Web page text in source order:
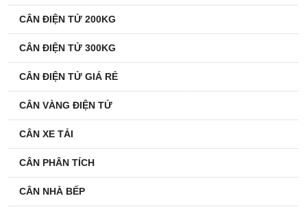
CÂN ĐIỆN TỬ 200KG
CÂN ĐIỆN TỬ 300KG
CÂN ĐIỆN TỬ GIÁ RẺ
CÂN VÀNG ĐIỆN TỬ
CÂN XE TẢI
CÂN PHÂN TÍCH
CÂN NHÀ BẾP